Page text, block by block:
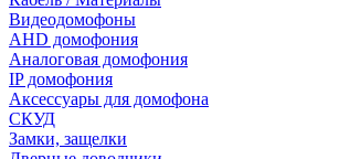
Видеодомофоны
AHD домофония
Аналоговая домофония
IP домофония
Аксессуары для домофона
СКУД
Замки, защелки